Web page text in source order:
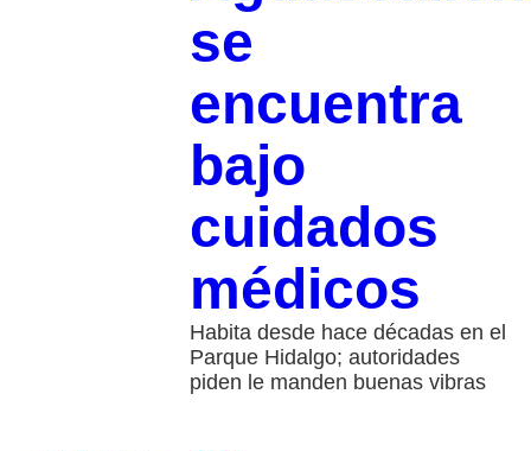
se
encuentra
bajo
cuidados
médicos
Habita desde hace décadas en el
Parque Hidalgo; autoridades
piden le manden buenas vibras